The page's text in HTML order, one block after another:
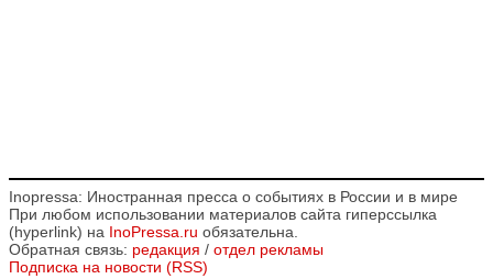
Inopressa: Иностранная пресса о событиях в России и в мире
При любом использовании материалов сайта гиперссылка
(hyperlink) на InoPressa.ru обязательна.
Обратная связь: редакция / отдел рекламы
Подписка на новости (RSS)